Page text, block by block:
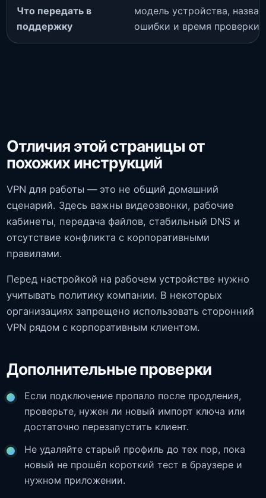
Что передать в
поддержку
модель устройства,
ошибки и время проверки
Отличия этой страницы от
похожих инструкций
VPN для работы — это не общий домашний
сценарий. Здесь важны видеозвонки, рабочие
кабинеты, передача файлов, стабильный DNS и
отсутствие конфликта с корпоративными
правилами.
Перед настройкой на рабочем устройстве нужно
учитывать политику компании. В некоторых
организациях запрещено использовать сторонний
VPN рядом с корпоративным клиентом.
Дополнительные проверки
Если подключение пропало после продления,
проверьте, нужен ли новый импорт ключа или
достаточно перезапустить клиент.
Не удаляйте старый профиль до тех пор, пока
новый не прошёл короткий тест в браузере и
нужном приложении.